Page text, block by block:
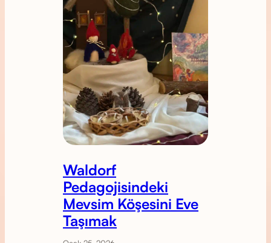
Waldorf
Pedagojisindeki
Mevsim Köşesini Eve
Taşımak